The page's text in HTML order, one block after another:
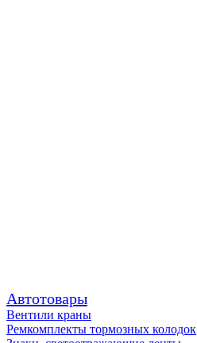
Автотовары
Вентили краны
Ремкомплекты тормозных колодок